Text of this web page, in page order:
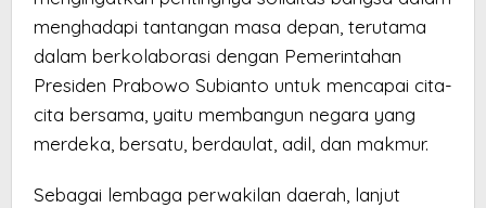
menghadapi tantangan masa depan, terutama
dalam berkolaborasi dengan Pemerintahan
Presiden Prabowo Subianto untuk mencapai cita-
cita bersama, yaitu membangun negara yang
merdeka, bersatu, berdaulat, adil, dan makmur.
Sebagai lembaga perwakilan daerah, lanjut